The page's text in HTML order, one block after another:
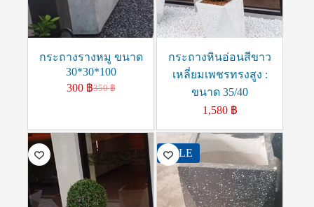
กระถางรางหมู ขนาด
30*30*100
350฿
300 ฿
กระถางหินอ่อนสีขาว
เหลี่ยมเพชรทรงสูง :
ขนาด 35/40
1,580 ฿
SALE